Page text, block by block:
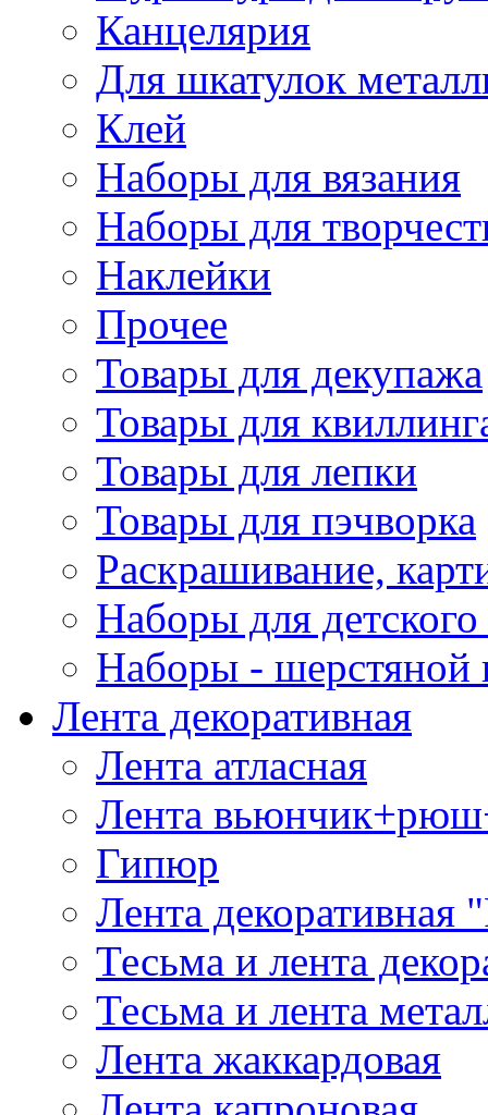
Канцелярия
Для шкатулок
Клей
Наборы для вязания
Наборы для
Наклейки
Прочее
Товары для декупажа
Товары для
Товары для лепки
Товары для пэчворка
Раскрашивание,
Наборы для
Наборы - шерстяной
Лента декоративная
Лента атласная
Лента
Гипюр
Лента декоративная
Тесьма и лента
Тесьма и лента
Лента жаккардовая